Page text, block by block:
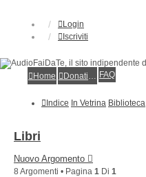
Login
Iscriviti
Home
Donations FAQ
Indice In Vetrina Biblioteca
Libri
Nuovo Argomento
8 Argomenti • Pagina 1 Di 1